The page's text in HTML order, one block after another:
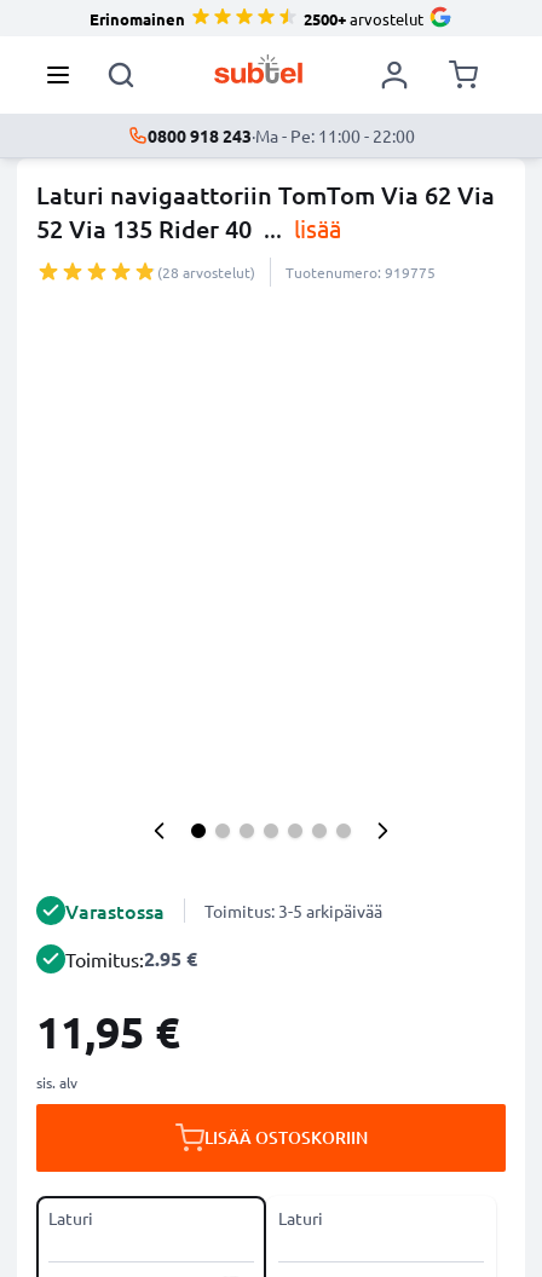
Erinomainen 2500+arvostelut
0800 918 243·Ma - Pe: 11:00 - 22:00
Laturi navigaattoriin TomTom Via 62 Via
52 Via 135 Rider 40 ... lisää
(28 arvostelut) Tuotenumero: 919775
Varastossa Toimitus: 3-5 arkipäivää
Toimitus:2.95 €
11,95 €
sis. alv
LISÄÄ OSTOSKORIIN
Laturi Laturi